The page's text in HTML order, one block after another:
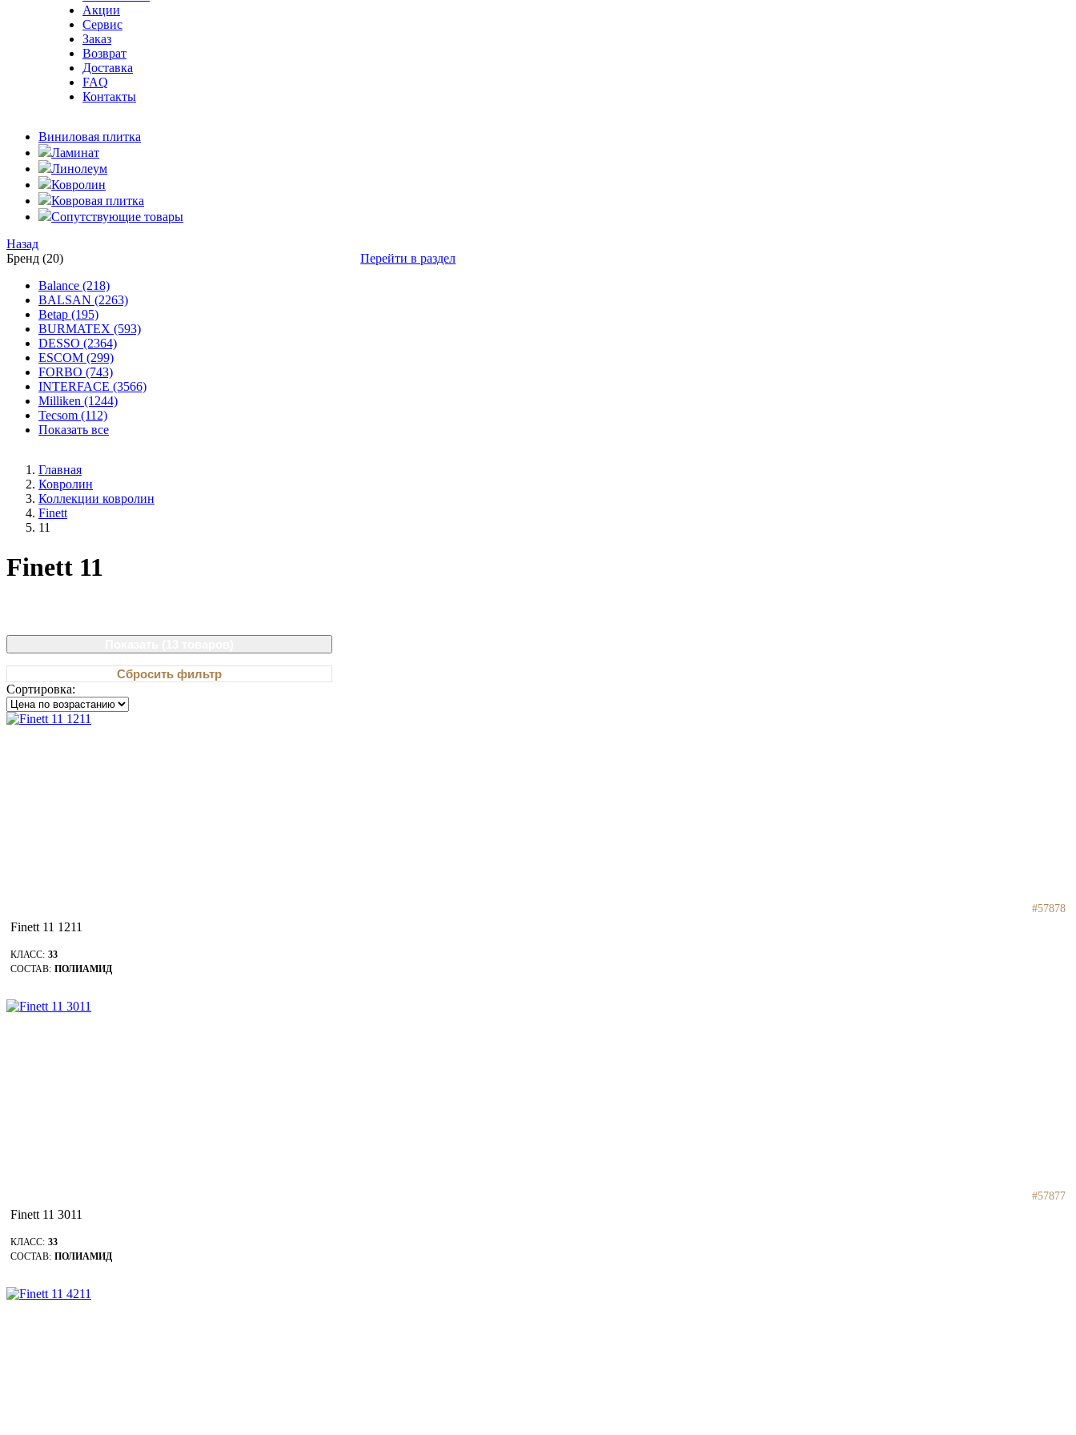
Акции
Сервис
Заказ
Возврат
Доставка
FAQ
Контакты
Виниловая плитка
Ламинат
Линолеум
Ковролин
Ковровая плитка
Сопутствующие товары
Назад
Бренд (20)
Balance (218)
BALSAN (2263)
Betap (195)
BURMATEX (593)
DESSO (2364)
ESCOM (299)
FORBO (743)
INTERFACE (3566)
Milliken (1244)
Tecsom (112)
Показать все
Перейти в раздел
Главная
Ковролин
Коллекции ковролин
Finett
11
Finett 11
Сбросить фильтр
Сортировка:
#57878
Finett 11 1211
КЛАСС: 33
СОСТАВ: ПОЛИАМИД
#57877
Finett 11 3011
КЛАСС: 33
СОСТАВ: ПОЛИАМИД